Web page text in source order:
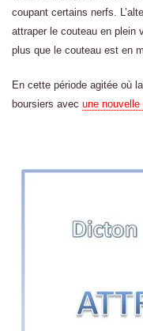
coupant certains nerfs.
attraper le couteau en plein
plus que le couteau est en
En cette période agitée où
boursiers avec une